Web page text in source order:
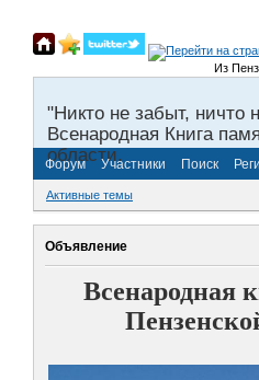
Из
"Никто не забыт, ничто
Всенародная Книга
области.
Форум Участники Поиск
Активные темы
Объявление
Всенародная